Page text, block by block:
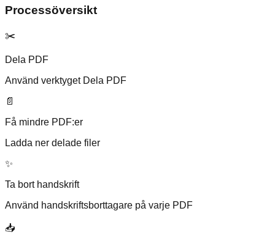
Processöversikt
✂️
Dela PDF
Använd verktyget Dela PDF
📄
Få mindre PDF:er
Ladda ner delade filer
✨
Ta bort handskrift
Använd handskriftsborttagare på varje PDF
📥